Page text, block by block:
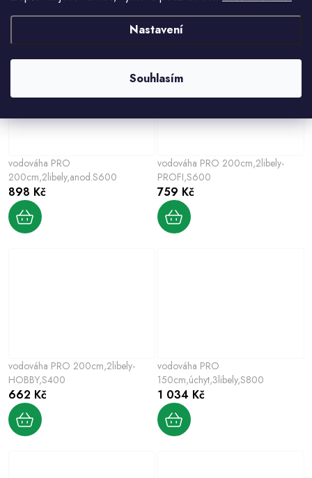
Nastavení
Souhlasím
vodováha PRO
200cm,2libely,anod.S600
898 Kč
vodováha PRO 200cm,2libely-
PROFI,S600
759 Kč
vodováha PRO 200cm,2libely-
HOBBY,S400
662 Kč
vodováha PRO
150cm,úchyt,3libely,S800
1 034 Kč